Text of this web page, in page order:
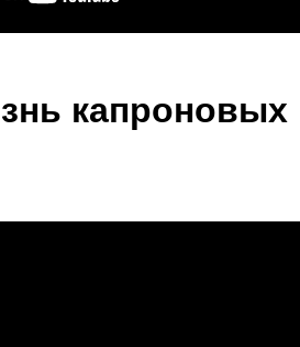
капроновых